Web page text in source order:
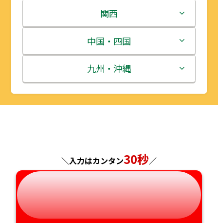
岩手県
宮城県
秋田県
山形県
栃木県
群馬県
埼玉県
千葉県
新潟県
富山県
石川県
福井県
岐阜県
静岡県
関西
三重県
滋賀県
京都府
奈良県
和歌山県
中国・四国
鳥取県
島根県
徳島県
九州・沖縄
福岡県
大分県
＼入力はカンタン30秒／